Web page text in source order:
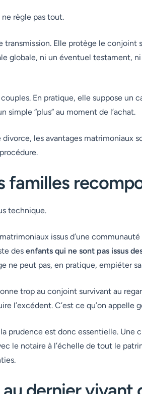
règle pas tout.
transmission. Elle protège le conjoint
globale, ni un éventuel testament,
En pratique, elle suppose un
simple “plus” au moment de l’achat.
divorce, les avantages matrimoniaux
familles
technique.
issus d’une
des enfants qui ne sont pas issus
ne peut pas, en pratique, empiéter
trop au conjoint survivant au
l’excédent. C’est ce qu’on appelle
prudence est donc essentielle. Une
le notaire à l’échelle de tout le